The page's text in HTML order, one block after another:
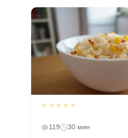
★★★★★
119 30 мин